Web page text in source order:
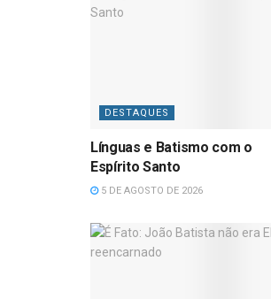
DESTAQUES
Línguas e Batismo com o
Espírito Santo
5 DE AGOSTO DE 2026